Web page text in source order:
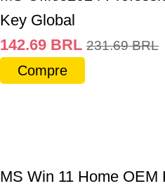
Key Global
142.69 BRL 231.69 BRL
Compre
MS Win 11 Home OEM